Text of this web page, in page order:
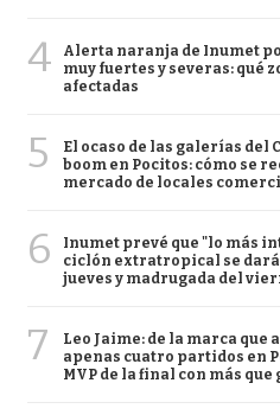
4
Alerta naranja de Inumet
muy fuertes y severas: qué
afectadas
5
El ocaso de las galerías del
boom en Pocitos: cómo se
mercado de locales
6
Inumet prevé que "lo más
ciclón extratropical se dará
jueves y madrugada del
7
Leo Jaime: de la marca que
apenas cuatro partidos en
MVP de la final con más que